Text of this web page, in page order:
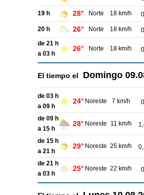
19 h 28° Norte 18 km/h
20 h 26° Norte 18 km/h
de 21 h
a 03 h
26° Norte 18 km/h
El tiempo el Domingo
de 03 h
a 09 h
24° Noreste 7 km/h
de 09 h
a 15 h
28° Noreste 11 km/h
de 15 h
a 21 h
29° Noreste 25 km/h
de 21 h
a 03 h
25° Noreste 22 km/h